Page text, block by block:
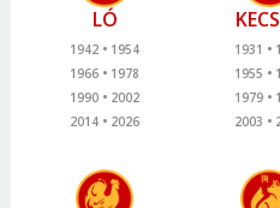
LÓ
1942
1954
1966
1978
1990
2002
2014
2026
1931
1955
1979
2003